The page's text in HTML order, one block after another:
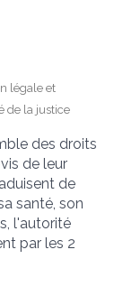
légale et
de la justice
des droits
de leur
de
santé, son
l'autorité
par les 2